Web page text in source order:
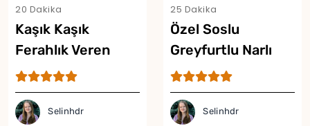
20 Dakika
Kaşık Kaşık
Ferahlık Veren
Buzlu Salata Tarifi
Selinhdr
25 Dakika
Özel Soslu
Greyfurtlu Narlı
Salata Tarifi
Selinhdr